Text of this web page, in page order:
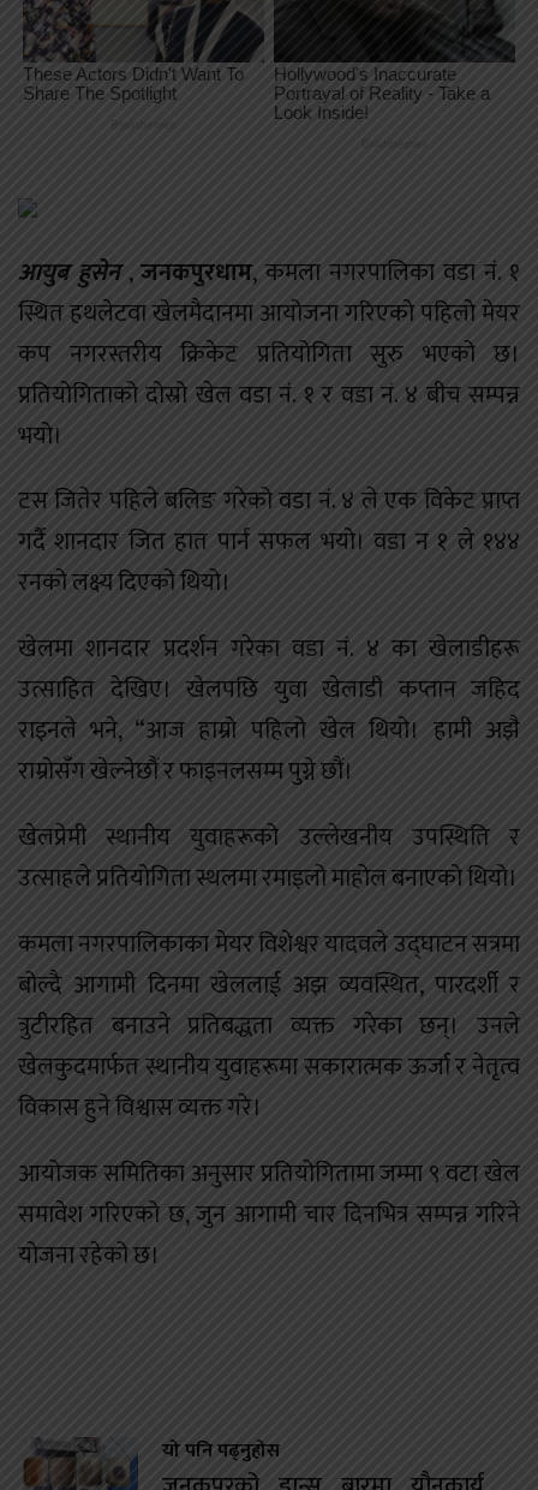
आयुब हुसेन,जनकपुरधाम, कमला नगरपालिका वडा नं. १
स्थित हथलेटवा खेलमैदानमा आयोजना गरिएको पहिलो मेयर
कप नगरस्तरीय क्रिकेट प्रतियोगिता सुरु भएको छ।
प्रतियोगिताको दोस्रो खेल वडा नं. १ र वडा नं. ४ बीच सम्पन्न
भयो।
टस जितेर पहिले बलिङ गरेको वडा नं. ४ ले एक विकेट प्राप्त
गर्दै शानदार जित हात पार्न सफल भयो। वडा न १ ले १४४
रनको लक्ष्य दिएको थियो।
खेलमा शानदार प्रदर्शन गरेका वडा नं. ४ का खेलाडीहरू
उत्साहित देखिए। खेलपछि युवा खेलाडी कप्तान जहिद
राइनले भने, “आज हाम्रो पहिलो खेल थियो। हामी अझै
राम्रोसँग खेल्नेछौं र फाइनलसम्म पुग्ने छौं।
खेलप्रेमी स्थानीय युवाहरूको उल्लेखनीय उपस्थिति र
उत्साहले प्रतियोगिता स्थलमा रमाइलो माहोल बनाएको थियो।
कमला नगरपालिकाका मेयर विशेश्वर यादवले उद्घाटन सत्रमा
बोल्दै आगामी दिनमा खेललाई अझ व्यवस्थित, पारदर्शी र
त्रुटीरहित बनाउने प्रतिबद्धता व्यक्त गरेका छन्। उनले
खेलकुदमार्फत स्थानीय युवाहरूमा सकारात्मक ऊर्जा र नेतृत्व
विकास हुने विश्वास व्यक्त गरे।
आयोजक समितिका अनुसार प्रतियोगितामा जम्मा ९ वटा खेल
समावेश गरिएको छ, जुन आगामी चार दिनभित्र सम्पन्न गरिने
योजना रहेको छ।
यो पनि पढ्नुहोस